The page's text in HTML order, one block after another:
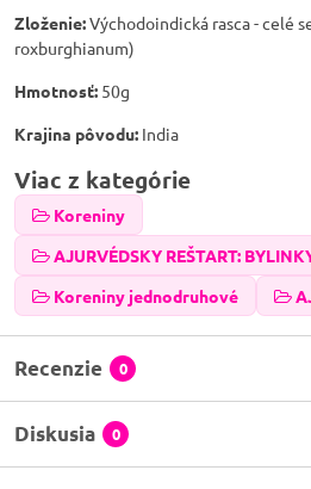
Zloženie:Východoindická rasca - celé
roxburghianum)
Hmotnosť: 50g
Krajina pôvodu: India
Viac z kategórie
Koreniny
AJURVÉDSKY REŠTART:
Koreniny jednodruhové
Recenzie 0
Diskusia 0